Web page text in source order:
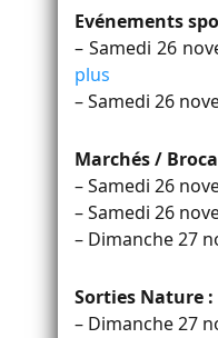
Evénements
– Samedi 26
plus
– Samedi 26
Marchés /
– Samedi 26
– Samedi 26
– Dimanche 27
Sorties Nature :
– Dimanche 27